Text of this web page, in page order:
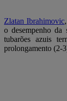
Zlatan Ibrahimovic
o desempenho da
tubarões azuis
prolongamento (2-